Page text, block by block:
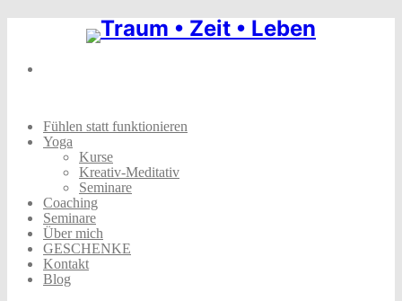
Skip
Fühlen statt funktionieren
Yoga
Kurse
Kreativ-Meditativ
Seminare
Coaching
Seminare
Über mich
GESCHENKE
Kontakt
Blog